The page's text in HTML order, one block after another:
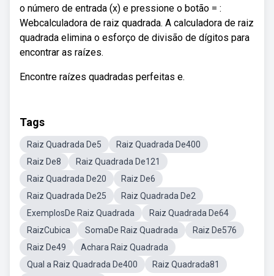
o número de entrada (x) e pressione o botão = :
Webcalculadora de raiz quadrada. A calculadora de raiz
quadrada elimina o esforço de divisão de dígitos para
encontrar as raízes.
Encontre raízes quadradas perfeitas e.
Tags
Raiz Quadrada De5
Raiz Quadrada De400
Raiz De8
Raiz Quadrada De121
Raiz Quadrada De20
Raiz De6
Raiz Quadrada De25
Raiz Quadrada De2
ExemplosDe Raiz Quadrada
Raiz Quadrada De64
RaizCubica
SomaDe Raiz Quadrada
Raiz De576
Raiz De49
Achara Raiz Quadrada
Qual a Raiz Quadrada De400
Raiz Quadrada81